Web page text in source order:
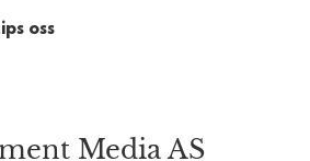
oss
Media AS